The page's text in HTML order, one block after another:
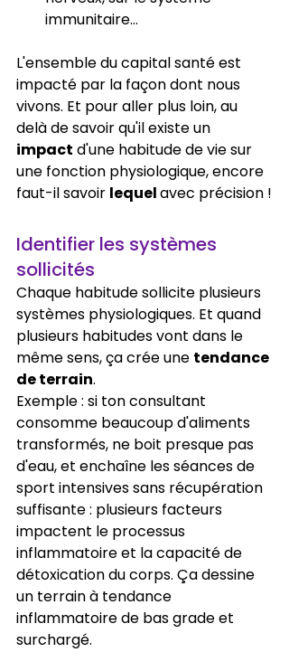
immunitaire...
L'ensemble du capital santé est
impacté par la façon dont nous
vivons. Et pour aller plus loin, au
delà de savoir qu'il existe un
impact d'une habitude de vie sur
une fonction physiologique, encore
faut-il savoir lequel avec précision !
Identifier les systèmes
sollicités
Chaque habitude sollicite plusieurs
systèmes physiologiques. Et quand
plusieurs habitudes vont dans le
même sens, ça crée une tendance
de terrain.
Exemple : si ton consultant
consomme beaucoup d'aliments
transformés, ne boit presque pas
d'eau, et enchaîne les séances de
sport intensives sans récupération
suffisante : plusieurs facteurs
impactent le processus
inflammatoire et la capacité de
détoxication du corps. Ça dessine
un terrain à tendance
inflammatoire de bas grade et
surchargé.